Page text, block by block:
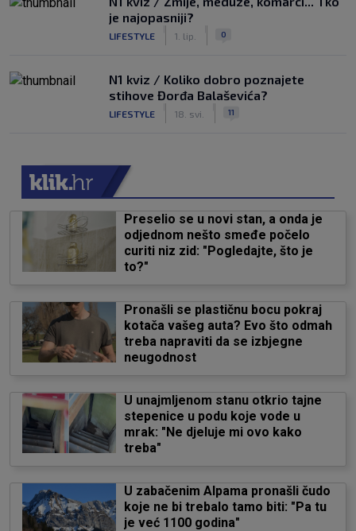
je najopasniji?
LIFESTYLE 1. lip. 0
N1 kviz / Koliko dobro poznajete
stihove Đorđa Balaševića?
LIFESTYLE 18. svi. 11
Preselio se u novi stan, a onda je
odjednom nešto smeđe počelo
curiti niz zid: "Pogledajte, što je
to?"
Pronašli se plastičnu bocu pokraj
kotača vašeg auta? Evo što odmah
treba napraviti da se izbjegne
neugodnost
U unajmljenom stanu otkrio tajne
stepenice u podu koje vode u
mrak: "Ne djeluje mi ovo kako
treba"
U zabačenim Alpama pronašli čudo
koje ne bi trebalo tamo biti: "Pa tu
je već 1100 godina"